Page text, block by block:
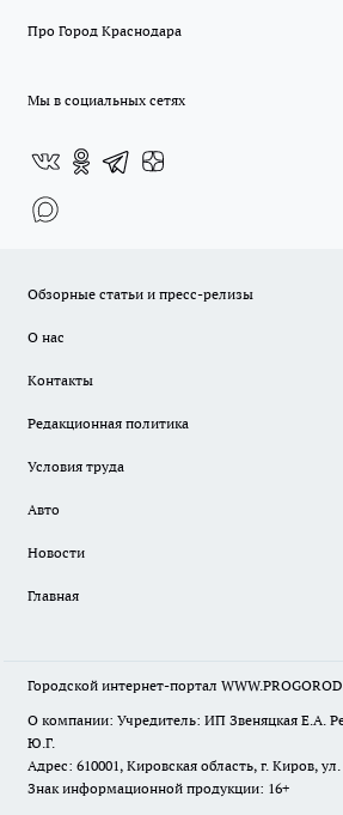
Про Город Краснодара
Мы в социальных сетях
Обзорные статьи и пресс-релизы
О нас
Контакты
Редакционная политика
Условия труда
Авто
Новости
Главная
Городской интернет-портал
О компании: Учредитель: ИП Звеняцкая Е.А.
Ю.Г.
Адрес: 610001, Кировская область, г. Киров,
Знак информационной продукции: 16+